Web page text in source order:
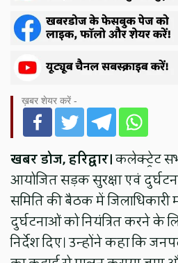
ख़बर शेयर करें -
खबर डोज, हरिद्वार।कलेक्ट्रेट
आयोजित सड़क सुरक्षा एवं
समिति की बैठक में जिलाधिकारी
दुर्घटनाओं को नियंत्रित करने के
निर्देश दिए। उन्होंने कहा कि